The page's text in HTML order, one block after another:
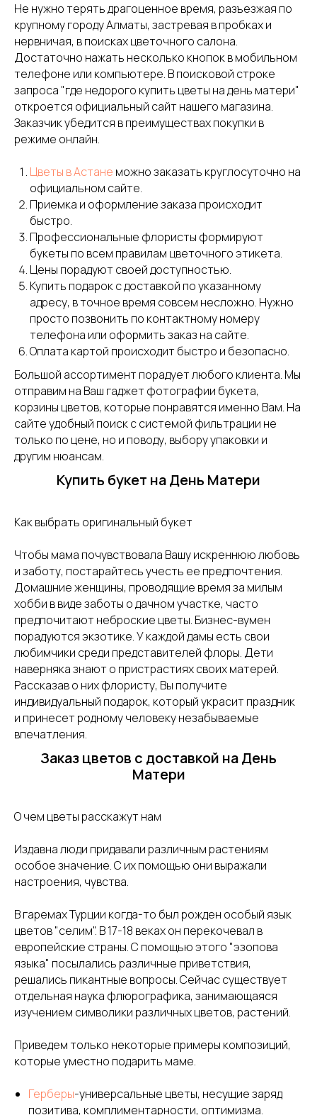
Не нужно терять драгоценное время, разъезжая по
крупному городу Алматы, застревая в пробках и
нервничая, в поисках цветочного салона.
Достаточно нажать несколько кнопок в мобильном
телефоне или компьютере. В поисковой строке
запроса "где недорого купить цветы на день матери"
откроется официальный сайт нашего магазина.
Заказчик убедится в преимуществах покупки в
режиме онлайн.
Цветы в Астане можно заказать круглосуточно на
официальном сайте.
Приемка и оформление заказа происходит
быстро.
Профессиональные флористы формируют
букеты по всем правилам цветочного этикета.
Цены порадуют своей доступностью.
Купить подарок с доставкой по указанному
адресу, в точное время совсем несложно. Нужно
просто позвонить по контактному номеру
телефона или оформить заказ на сайте.
Оплата картой происходит быстро и безопасно.
Большой ассортимент порадует любого клиента. Мы
отправим на Ваш гаджет фотографии букета,
корзины цветов, которые понравятся именно Вам. На
сайте удобный поиск с системой фильтрации не
только по цене, но и поводу, выбору упаковки и
другим нюансам.
Купить букет на День Матери
Как выбрать оригинальный букет
Чтобы мама почувствовала Вашу искреннюю любовь
и заботу, постарайтесь учесть ее предпочтения.
Домашние женщины, проводящие время за милым
хобби в виде заботы о дачном участке, часто
предпочитают неброские цветы. Бизнес-вумен
порадуются экзотике. У каждой дамы есть свои
любимчики среди представителей флоры. Дети
наверняка знают о пристрастиях своих матерей.
Рассказав о них флористу, Вы получите
индивидуальный подарок, который украсит праздник
и принесет родному человеку незабываемые
впечатления.
Заказ цветов с доставкой на День
Матери
О чем цветы расскажут нам
Издавна люди придавали различным растениям
особое значение. С их помощью они выражали
настроения, чувства.
В гаремах Турции когда-то был рожден особый язык
цветов "селим". В 17-18 веках он перекочевал в
европейские страны. С помощью этого "эзопова
языка" посылались различные приветствия,
решались пикантные вопросы. Сейчас существует
отдельная наука флюрографика, занимающаяся
изучением символики различных цветов, растений.
Приведем только некоторые примеры композиций,
которые уместно подарить маме.
Герберы-универсальные цветы, несущие заряд
позитива, комплиментарности, оптимизма.